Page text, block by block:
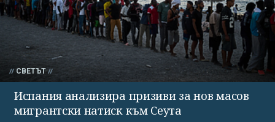
СВЕТЪТ
Испания анализира призиви за нов масов
мигрантски натиск към Сеута